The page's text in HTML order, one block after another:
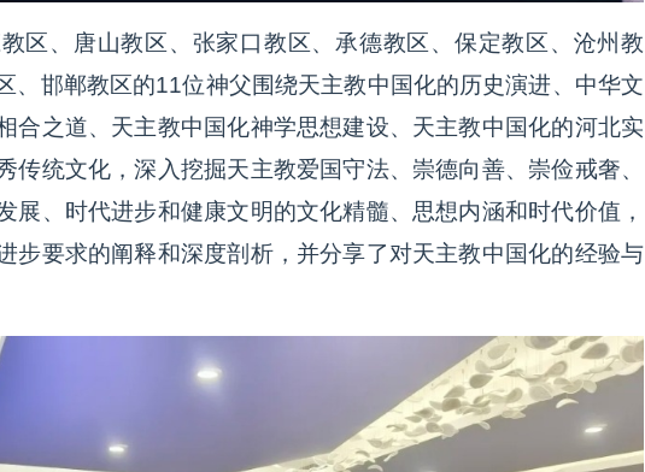
区、唐山教区、张家口教区、承德教区、保定教区、沧州教
、邯郸教区的11位神父围绕天主教中国化的历史演进、中华文
合之道、天主教中国化神学思想建设、天主教中国化的河北实
传统文化，深入挖掘天主教爱国守法、崇德向善、崇俭戒奢、
展、时代进步和健康文明的文化精髓、思想内涵和时代价值，
步要求的阐释和深度剖析，并分享了对天主教中国化的经验与